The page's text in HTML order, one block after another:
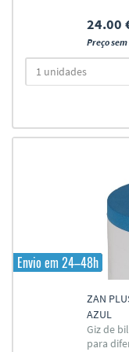
24.00
Preço sem
Envio em 24–48h
ZAN
AZUL
Giz de
para